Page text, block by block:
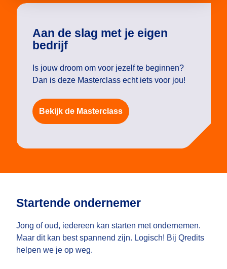
Aan de slag met je eigen
bedrijf
Is jouw droom om voor jezelf te beginnen?
Dan is deze Masterclass echt iets voor jou!
Bekijk de Masterclass
Startende ondernemer
Jong of oud, iedereen kan starten met ondernemen.
Maar dit kan best spannend zijn. Logisch! Bij Qredits
helpen we je op weg.